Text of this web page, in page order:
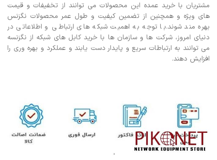
مشتریان با خرید عمده این محصولات می توانند از تخفیفات و قیمت
های ویژه و همچنین از تضمین کیفیت و طول عمر محصولات نگزنس
بهره مند شوند.با توجه به اهمیت شبکه های ارتباطی و اطلاعاتی در
دنیای امروز، شرکت ها و سازمان ها با خرید کابل های شبکه از نگزنسه
می توانند به ارتباطات سریع و پایدار دست یابند و عملکرد و بهره وری را
افزایش دهند.